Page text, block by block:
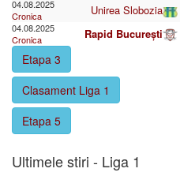
04.08.2025
Cronica
Unirea Slobozia
04.08.2025
Cronica
Rapid București
Etapa 3
Clasament Liga 1
Etapa 5
Ultimele stiri - Liga 1